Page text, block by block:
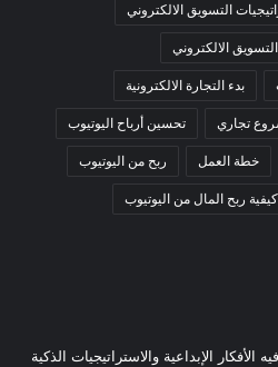
التسويق الالكتروني
التسويق الالكتروني
بدء التجارة الالكترونية
تجاري تحسين أرباح اليوتيوب
خطة العمل ربح من اليوتيوب
كيفية ربح المال من اليوتيوب
الأفكار الإبداعية والاستراتيجيات الذكية